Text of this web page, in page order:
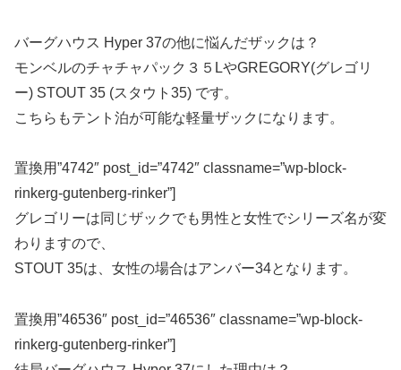
バーグハウス Hyper 37の他に悩んだザックは？
モンベルのチャチャパック３５LやGREGORY(グレゴリ
ー) STOUT 35 (スタウト35) です。
こちらもテント泊が可能な軽量ザックになります。
置換用”4742″ post_id=”4742″ classname=”wp-block-
rinkerg-gutenberg-rinker”]
グレゴリーは同じザックでも男性と女性でシリーズ名が変
わりますので、
STOUT 35は、女性の場合はアンバー34となります。
置換用”46536″ post_id=”46536″ classname=”wp-block-
rinkerg-gutenberg-rinker”]